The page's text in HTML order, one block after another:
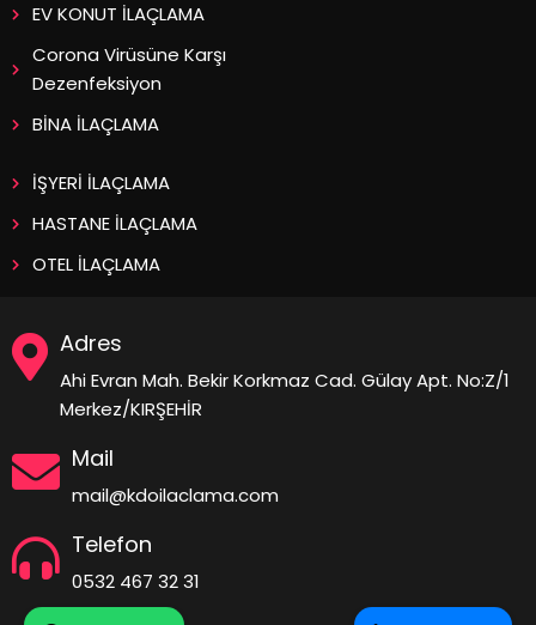
EV KONUT İLAÇLAMA
Corona Virüsüne Karşı
Dezenfeksiyon
BİNA İLAÇLAMA
İŞYERİ İLAÇLAMA
HASTANE İLAÇLAMA
OTEL İLAÇLAMA
Adres
Ahi Evran Mah. Bekir Korkmaz Cad. Gülay Apt. No:Z/1
Merkez/KIRŞEHİR
Mail
mail@kdoilaclama.com
Telefon
0532 467 32 31